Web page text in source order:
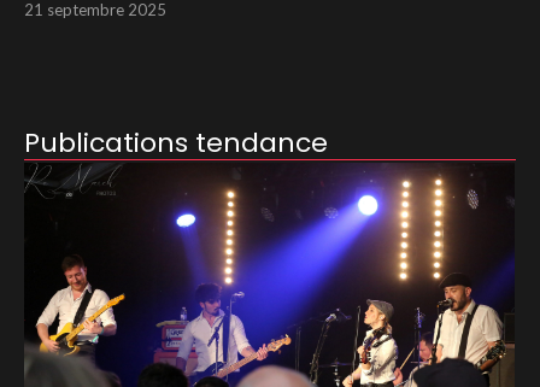
21 septembre 2025
Publications tendance